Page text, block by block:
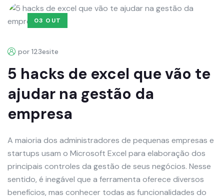
03 OUT
por 123esite
5 hacks de excel que vão te
ajudar na gestão da
empresa
A maioria dos administradores de pequenas empresas e
startups usam o Microsoft Excel para elaboração dos
principais controles da gestão de seus negócios. Nesse
sentido, é inegável que a ferramenta oferece diversos
benefícios, mas conhecer todas as funcionalidades do